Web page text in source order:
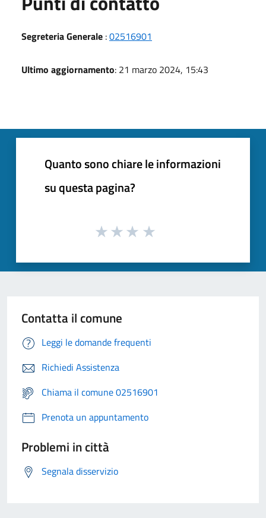
Segreteria Generale :02516901
Ultimo aggiornamento: 21 marzo 2024, 15:43
Quanto sono chiare le informazioni
su questa pagina?
Contatta il comune
Leggi le domande frequenti
Richiedi Assistenza
Chiama il comune 02516901
Prenota un appuntamento
Problemi in città
Segnala disservizio